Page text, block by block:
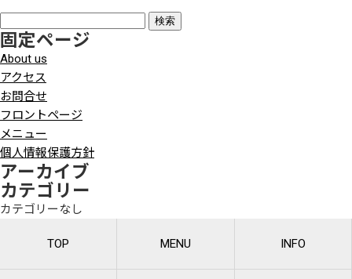
索:
固定ページ
About us
アクセス
お問合せ
フロントページ
メニュー
個人情報保護方針
アーカイブ
カテゴリー
カテゴリーなし
TOP MENU INFO